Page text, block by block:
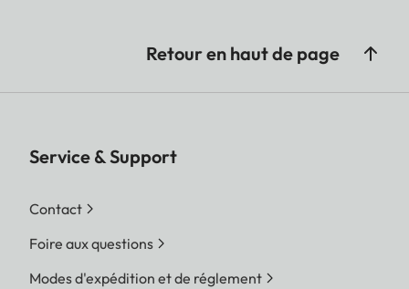
Retour en haut de page
Service & Support
Contact
Foire aux questions
Modes d'expédition et de réglement